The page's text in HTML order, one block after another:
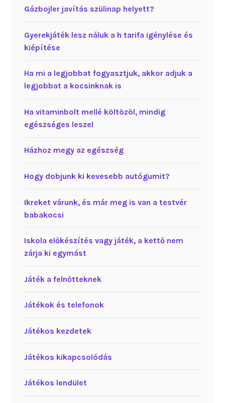
Gázbojler javítás szülinap helyett?
Gyerekjáték lesz náluk a h tarifa igénylése és
kiépítése
Ha mi a legjobbat fogyasztjuk, akkor adjuk a
legjobbat a kocsinknak is
Ha vitaminbolt mellé költözöl, mindig
egészséges leszel
Házhoz megy az egészség
Hogy dobjunk ki kevesebb autógumit?
Ikreket várunk, és már meg is van a testvér
babakocsi
Iskola előkészítés vagy játék, a kettő nem
zárja ki egymást
Játék a felnőtteknek
Játékok és telefonok
Játékos kezdetek
Játékos kikapcsolódás
Játékos lendület